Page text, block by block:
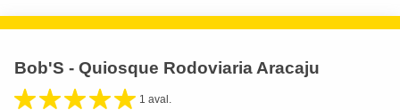
Bob'S - Quiosque Rodoviaria Aracaju
1 aval.